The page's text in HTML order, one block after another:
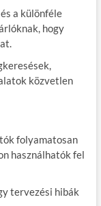
a különféle
hogy
közvetlen
folyamatosan
használhatók fel
tervezési hibák